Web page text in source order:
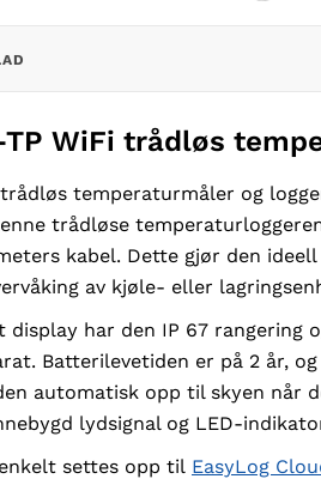
TP WiFi trådløs
trådløs temperaturmåler og
trådløse
kabel. Dette gjør den
av kjøle- eller
display har den IP 67
Batterilevetiden er på 2 år,
automatisk opp til skyen når
lydsignal og LED-
settes opp til EasyLog